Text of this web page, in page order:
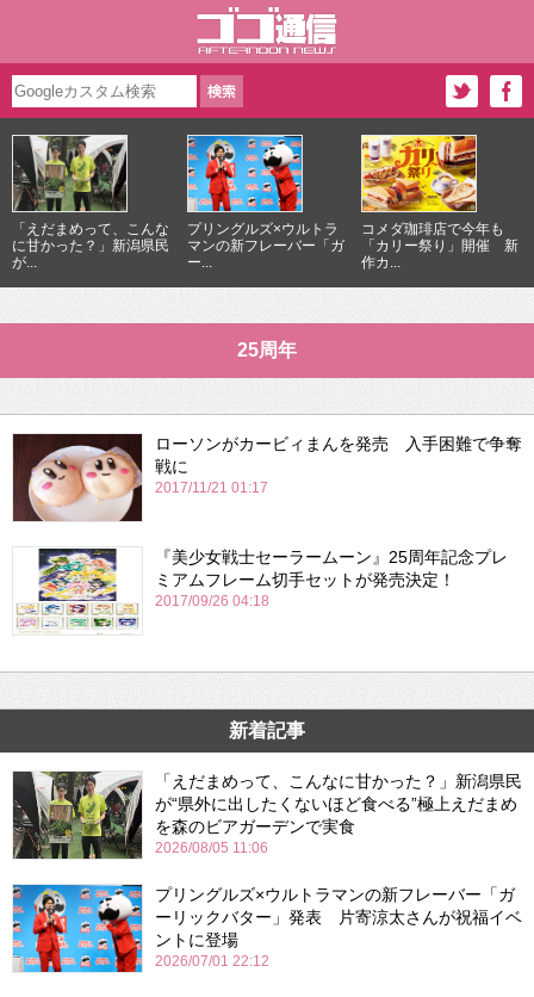
「えだまめって、こんな
に甘かった？」新潟県民
が...
プリングルズ×ウルトラ
マンの新フレーバー「ガ
ー...
コメダ珈琲店で今年も
「カリー祭り」開催 新
作カ...
25周年
ローソンがカービィまんを発売 入手困難で争奪
戦に
2017/11/21 01:17
『美少女戦士セーラームーン』25周年記念プレ
ミアムフレーム切手セットが発売決定！
2017/09/26 04:18
新着記事
「えだまめって、こんなに甘かった？」新潟県民
が“県外に出したくないほど食べる”極上えだまめ
を森のビアガーデンで実食
2026/08/05 11:06
プリングルズ×ウルトラマンの新フレーバー「ガ
ーリックバター」発表 片寄涼太さんが祝福イベ
ントに登場
2026/07/01 22:12